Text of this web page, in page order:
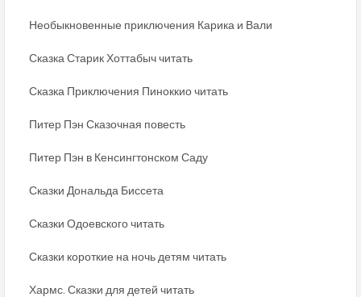
Необыкновенные приключения Карика и Вали
Сказка Старик Хоттабыч читать
Сказка Приключения Пиноккио читать
Питер Пэн Сказочная повесть
Питер Пэн в Кенсингтонском Саду
Сказки Дональда Биссета
Сказки Одоевского читать
Сказки короткие на ночь детям читать
Хармс. Сказки для детей читать